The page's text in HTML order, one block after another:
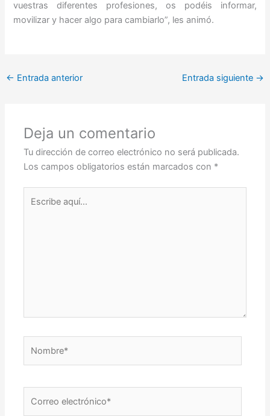
vuestras diferentes profesiones, os podéis informar,
movilizar y hacer algo para cambiarlo”, les animó.
← Entrada anterior Entrada siguiente →
Deja un comentario
Tu dirección de correo electrónico no será publicada.
Los campos obligatorios están marcados con *
aquí...
electrónico*